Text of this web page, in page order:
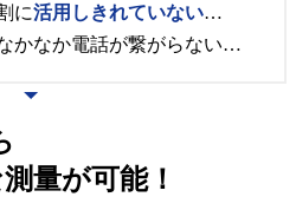
に活用しきれていない…
かなか電話が繋がらない…
量が可能！